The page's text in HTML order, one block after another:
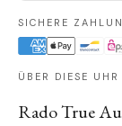
SICHERE
ÜBER DIESE UHR
Rado True